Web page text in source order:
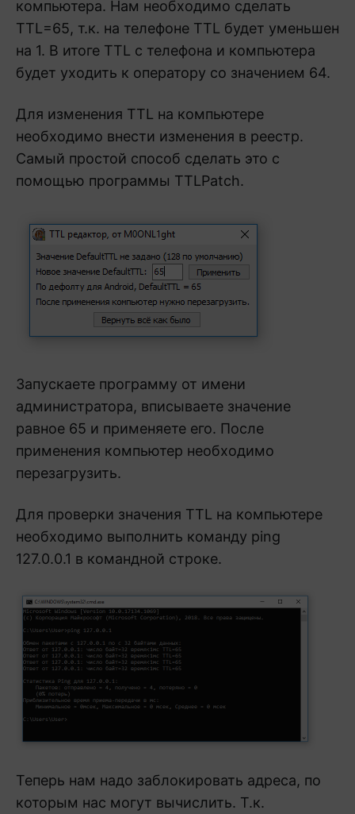
компьютера. Нам необходимо сделать
TTL=65, т.к. на телефоне TTL будет уменьшен
на 1. В итоге TTL с телефона и компьютера
будет уходить к оператору со значением 64.
Для изменения TTL на компьютере
необходимо внести изменения в реестр.
Самый простой способ сделать это с
помощью программы TTLPatch.
Запускаете программу от имени
администратора, вписываете значение
равное 65 и применяете его. После
применения компьютер необходимо
перезагрузить.
Для проверки значения TTL на компьютере
необходимо выполнить команду ping
127.0.0.1 в командной строке.
Теперь нам надо заблокировать адреса, по
которым нас могут вычислить. Т.к.